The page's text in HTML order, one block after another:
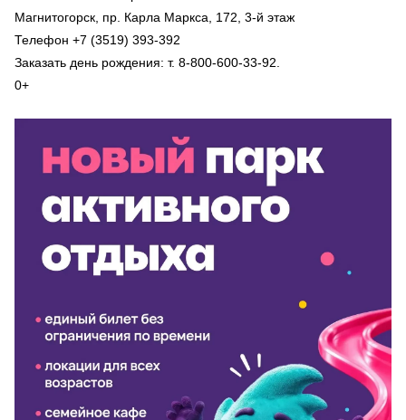
Магнитогорск, пр. Карла Маркса, 172, 3-й этаж
Телефон +7 (3519) 393-392
Заказать день рождения: т. 8-800-600-33-92.
0+